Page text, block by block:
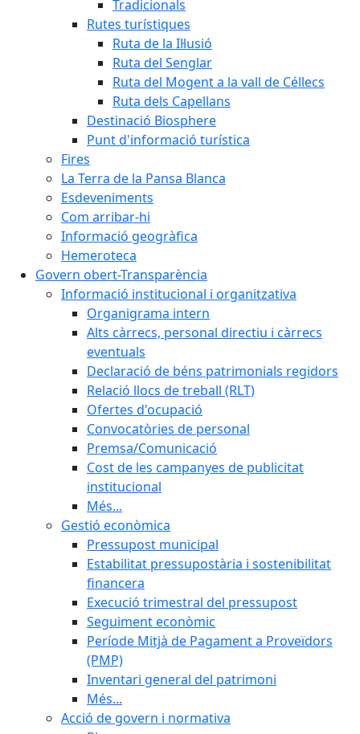
Tradicionals
Rutes turístiques
Ruta de la Il·lusió
Ruta del Senglar
Ruta del Mogent a la vall de Céllecs
Ruta dels Capellans
Destinació Biosphere
Punt d'informació turística
Fires
La Terra de la Pansa Blanca
Esdeveniments
Com arribar-hi
Informació geogràfica
Hemeroteca
Govern obert-Transparència
Informació institucional i organitzativa
Organigrama intern
Alts càrrecs, personal directiu i càrrecs
eventuals
Declaració de béns patrimonials regidors
Relació llocs de treball (RLT)
Ofertes d'ocupació
Convocatòries de personal
Premsa/Comunicació
Cost de les campanyes de publicitat
institucional
Més...
Gestió econòmica
Pressupost municipal
Estabilitat pressupostària i sostenibilitat
financera
Execució trimestral del pressupost
Seguiment econòmic
Període Mitjà de Pagament a Proveïdors
(PMP)
Inventari general del patrimoni
Més...
Acció de govern i normativa